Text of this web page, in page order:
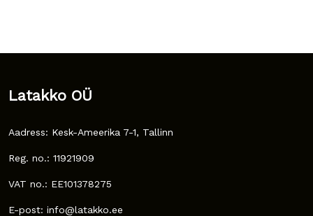
Latakko OÜ
Aadress: Kesk-Ameerika 7-1, Tallinn
Reg. no.: 11921909
VAT no.: EE101378275
E-post: info@latakko.ee